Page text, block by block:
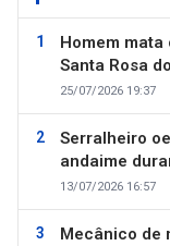
Homem
Santa Rosa
25/07/2026 19:37
Serralheiro
andaime
13/07/2026 16:57
Mecânico de